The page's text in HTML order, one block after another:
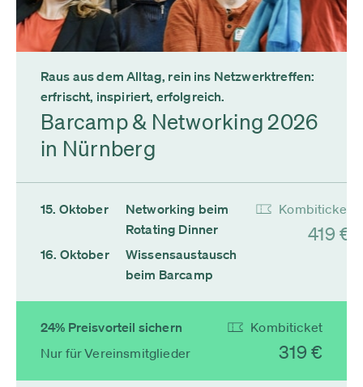
Raus aus dem Alltag, rein ins Netzwerktreffen:
erfrischt, inspiriert, erfolgreich.
Barcamp & Networking 2026
in Nürnberg
15. Oktober
Networking beim
Rotating Dinner
16. Oktober
Wissensaustausch
beim Barcamp
Kombiticket
419 €
24% Preisvorteil sichern
Nur für Vereinsmitglieder
Kombiticket
319 €